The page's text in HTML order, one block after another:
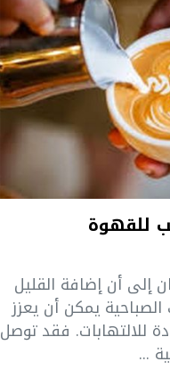
للقهوة
إلى أن إضافة القليل
يمكن أن يعزز
للالتهابات. فقد توصل
...